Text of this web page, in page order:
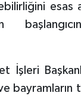
esas
İşleri
ve